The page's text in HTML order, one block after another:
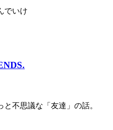
でいけ
不思議な「友達」の話。